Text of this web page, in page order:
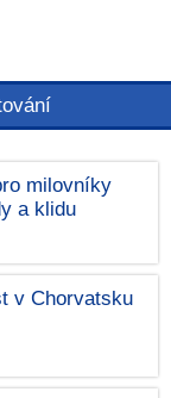
milovníky
a klidu
v Chorvatsku